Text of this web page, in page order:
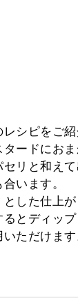
シピをご紹
ードにお
リと和え
います。
した仕上
とディッ
ただけます